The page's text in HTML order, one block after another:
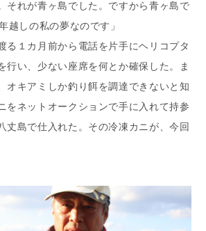
それが青ヶ島でした。ですから青ヶ島で
越しの私の夢なのです」
１カ月前から電話を片手にヘリコプタ
行い、少ない座席を何とか確保した。ま
オキアミしか釣り餌を調達できないと知
をネットオークションで手に入れて持参
丈島で仕入れた。その冷凍カニが、今回